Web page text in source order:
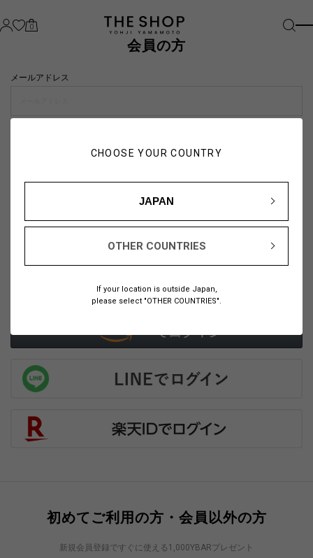
CHOOSE YOUR COUNTRY
JAPAN
OTHER COUNTRIES
If your location is outside Japan,
please select "OTHER COUNTRIES".
0
会員の方
メールアドレス
こちら
または
初めてご利用の方・会員以外の方
新規会員登録ですぐに使える1,000YBARプレゼント